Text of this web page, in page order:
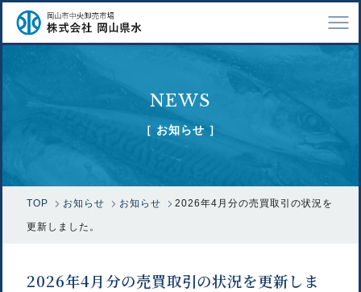
お問い合わせ
NEWS
［ お知らせ ］
TOP お知らせ お知らせ 2026年4月分の売買取引の状況を
更新しました。
2026年4月分の売買取引の状況を更新しま